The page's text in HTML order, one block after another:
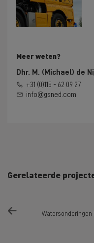
Meer weten?
Dhr. M. (Michael) de
+31 (0)115 - 62 09 27
info@gsned.com
Gerelateerde
Watersonderingen